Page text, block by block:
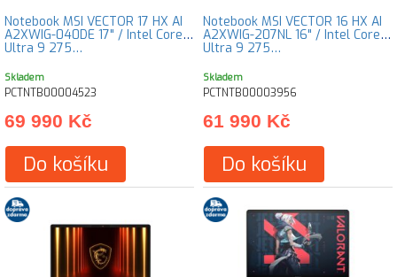
Notebook MSI VECTOR 17 HX AI
A2XWIG-040DE 17" / Intel Core
Ultra 9 275…
Skladem
PCTNTB00004523
69 990 Kč
Do košíku
Notebook MSI VECTOR 16 HX AI
A2XWIG-207NL 16" / Intel Core
Ultra 9 275…
Skladem
PCTNTB00003956
61 990 Kč
Do košíku